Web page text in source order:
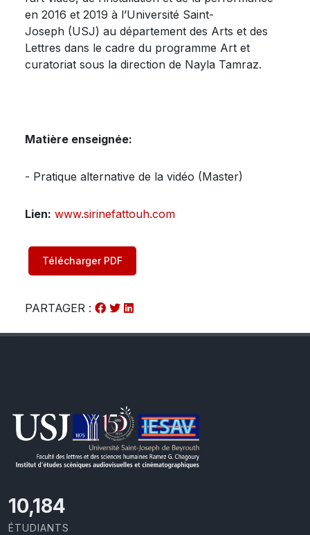
en 2016 et 2019 à l’Université Saint-
Joseph (USJ) au département des Arts et des
Lettres dans le cadre du programme Art et
curatoriat sous la direction de Nayla Tamraz.
Matière enseignée:
- Pratique alternative de la vidéo (Master)
Lien: www.sirinefattouh.com
Télécharger PDF
PARTAGER :
11,110
ÉTUDIANTS